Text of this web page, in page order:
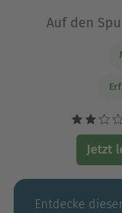
Auf den
Jetzt
Entdecke